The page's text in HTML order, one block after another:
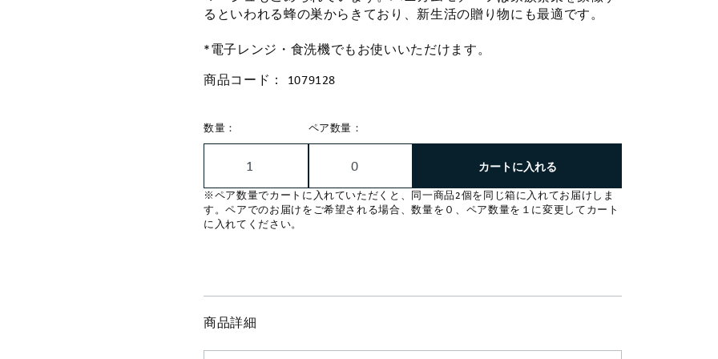
るといわれる蜂の巣からきており、新生活の贈り物にも最適です。
*電子レンジ・食洗機でもお使いいただけます。
商品コード： 1079128
数量： ペア数量：
カートに入れる
※ペア数量でカートに入れていただくと、同一商品2個を同じ箱に入れてお届けしま
す。ペアでのお届けをご希望される場合、数量を０、ペア数量を１に変更してカート
に入れてください。
商品詳細